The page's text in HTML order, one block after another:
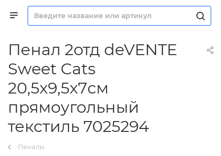
Пенал 2отд deVENTE
Sweet Cats
20,5x9,5x7см
прямоугольный
текстиль 7025294
Пеналы